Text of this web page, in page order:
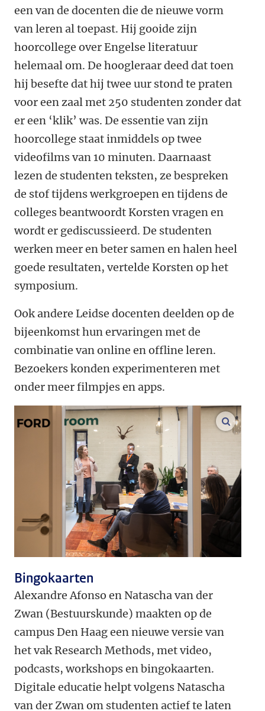
een van de docenten die de nieuwe vorm
van leren al toepast. Hij gooide zijn
hoorcollege over Engelse literatuur
helemaal om. De hoogleraar deed dat toen
hij besefte dat hij twee uur stond te praten
voor een zaal met 250 studenten zonder dat
er een ‘klik’ was. De essentie van zijn
hoorcollege staat inmiddels op twee
videofilms van 10 minuten. Daarnaast
lezen de studenten teksten, ze bespreken
de stof tijdens werkgroepen en tijdens de
colleges beantwoordt Korsten vragen en
wordt er gediscussieerd. De studenten
werken meer en beter samen en halen heel
goede resultaten, vertelde Korsten op het
symposium.
Ook andere Leidse docenten deelden op de
bijeenkomst hun ervaringen met de
combinatie van online en offline leren.
Bezoekers konden experimenteren met
onder meer filmpjes en apps.
Bingokaarten
Alexandre Afonso en Natascha van der
Zwan (Bestuurskunde) maakten op de
campus Den Haag een nieuwe versie van
het vak Research Methods, met video,
podcasts, workshops en bingokaarten.
Digitale educatie helpt volgens Natascha
van der Zwan om studenten actief te laten